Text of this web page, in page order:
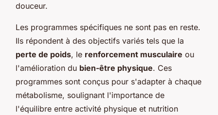
douceur.
Les programmes spécifiques ne sont pas en reste.
Ils répondent à des objectifs variés tels que la
perte de poids, le renforcement musculaire ou
l'amélioration du bien-être physique. Ces
programmes sont conçus pour s'adapter à chaque
métabolisme, soulignant l'importance de
l'équilibre entre activité physique et nutrition